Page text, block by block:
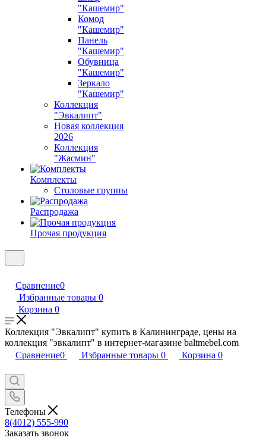
"Кашемир"
Комод
"Кашемир"
Панель
"Кашемир"
Обувница
"Кашемир"
Зеркало
"Кашемир"
Коллекция
"Эвкалипт"
Новая коллекция
2026
Коллекция
"Жасмин"
Комплекты
Столовые группы
Распродажа
Прочая продукция
Сравнение0
Избранные товары 0
Корзина 0
Коллекция "Эвкалипт" купить в Калининграде, цены на
коллекция "эвкалипт" в интернет-магазине baltmebel.com
Сравнение0 Избранные товары 0 Корзина 0
Телефоны
8(4012) 555-990
Заказать звонок